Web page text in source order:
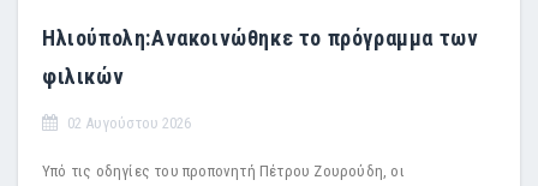
Ηλιούπολη:Ανακοινώθηκε το πρόγραμμα των
φιλικών
02 Αυγούστου 2026
Υπό τις οδηγίες του προπονητή Πέτρου Ζουρούδη, οι